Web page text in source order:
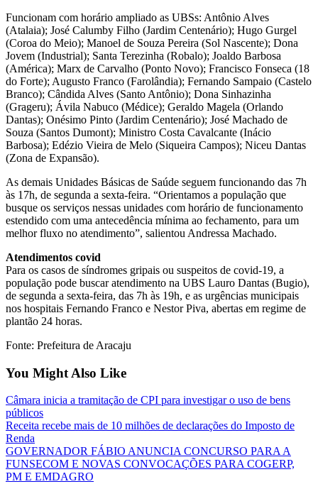
Funcionam com horário ampliado as UBSs: Antônio Alves
(Atalaia); José Calumby Filho (Jardim Centenário); Hugo Gurgel
(Coroa do Meio); Manoel de Souza Pereira (Sol Nascente); Dona
Jovem (Industrial); Santa Terezinha (Robalo); Joaldo Barbosa
(América); Marx de Carvalho (Ponto Novo); Francisco Fonseca (18
do Forte); Augusto Franco (Farolândia); Fernando Sampaio (Castelo
Branco); Cândida Alves (Santo Antônio); Dona Sinhazinha
(Grageru); Ávila Nabuco (Médice); Geraldo Magela (Orlando
Dantas); Onésimo Pinto (Jardim Centenário); José Machado de
Souza (Santos Dumont); Ministro Costa Cavalcante (Inácio
Barbosa); Edézio Vieira de Melo (Siqueira Campos); Niceu Dantas
(Zona de Expansão).
As demais Unidades Básicas de Saúde seguem funcionando das 7h
às 17h, de segunda a sexta-feira. “Orientamos a população que
busque os serviços nessas unidades com horário de funcionamento
estendido com uma antecedência mínima ao fechamento, para um
melhor fluxo no atendimento”, salientou Andressa Machado.
Atendimentos covid
Para os casos de síndromes gripais ou suspeitos de covid-19, a
população pode buscar atendimento na UBS Lauro Dantas (Bugio),
de segunda a sexta-feira, das 7h às 19h, e as urgências municipais
nos hospitais Fernando Franco e Nestor Piva, abertas em regime de
plantão 24 horas.
Fonte: Prefeitura de Aracaju
You Might Also Like
Câmara inicia a tramitação de CPI para investigar o uso de bens
públicos
Receita recebe mais de 10 milhões de declarações do Imposto de
Renda
GOVERNADOR FÁBIO ANUNCIA CONCURSO PARA A
FUNSECOM E NOVAS CONVOCAÇÕES PARA COGERP,
PM E EMDAGRO